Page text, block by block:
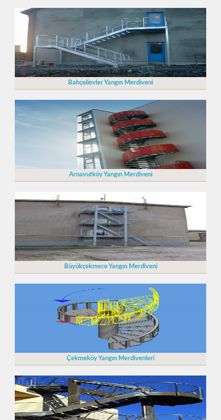
Bahçelievler Yangın Merdiveni
Arnavutköy Yangın Merdiveni
Büyükçekmece Yangın Merdiveni
Çekmeköy Yangın Merdivenleri